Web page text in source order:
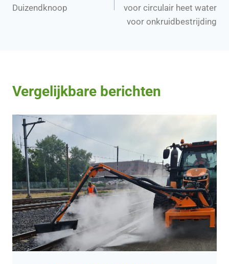
Duizendknoop
voor circulair heet water
voor onkruidbestrijding
Vergelijkbare berichten